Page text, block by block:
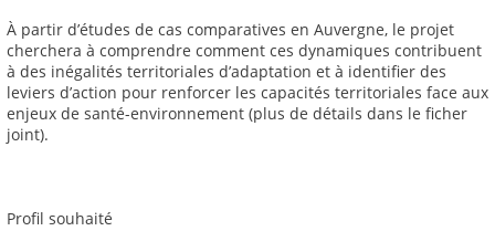
À partir d’études de cas comparatives en Auvergne, le projet
cherchera à comprendre comment ces dynamiques contribuent
à des inégalités territoriales d’adaptation et à identifier des
leviers d’action pour renforcer les capacités territoriales face aux
enjeux de santé-environnement (plus de détails dans le ficher
joint).
Profil souhaité